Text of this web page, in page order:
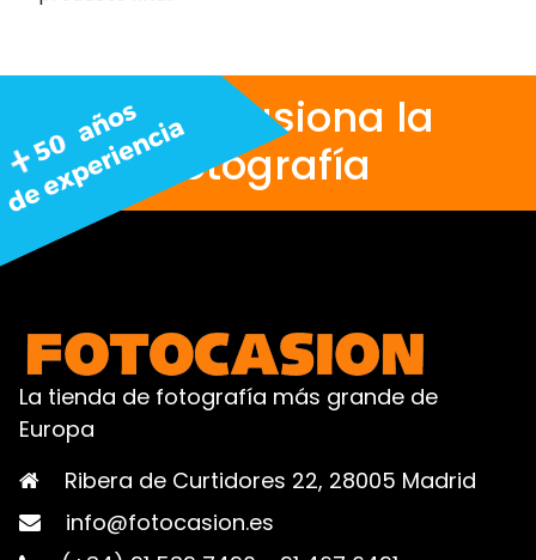
Nos apasiona la
fotografía
La tienda de fotografía más grande de
Europa
Ribera de Curtidores 22, 28005 Madrid
info@fotocasion.es